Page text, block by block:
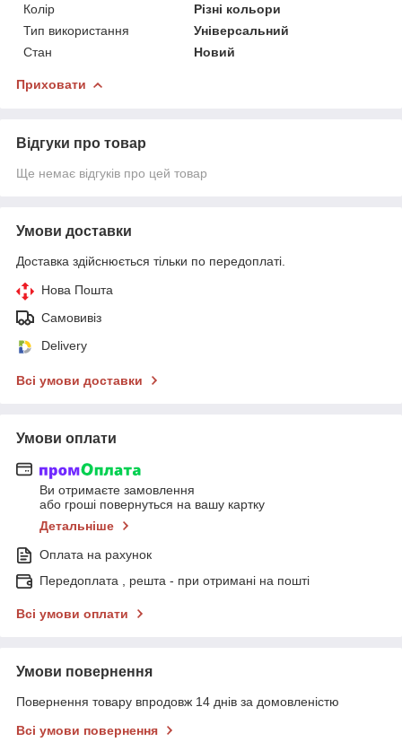
Колір
Різні кольори
Тип використання
Універсальний
Стан
Новий
Приховати
Відгуки про товар
Ще немає відгуків про цей товар
Умови доставки
Доставка здійснюється тільки по передоплаті.
Нова Пошта
Самовивіз
Delivery
Всі умови доставки
Умови оплати
Ви отримаєте замовлення
або гроші повернуться на вашу картку
Детальніше
Оплата на рахунок
Передоплата , решта - при отримані на пошті
Всі умови оплати
Умови повернення
Повернення товару впродовж 14 днів за домовленістю
Всі умови повернення